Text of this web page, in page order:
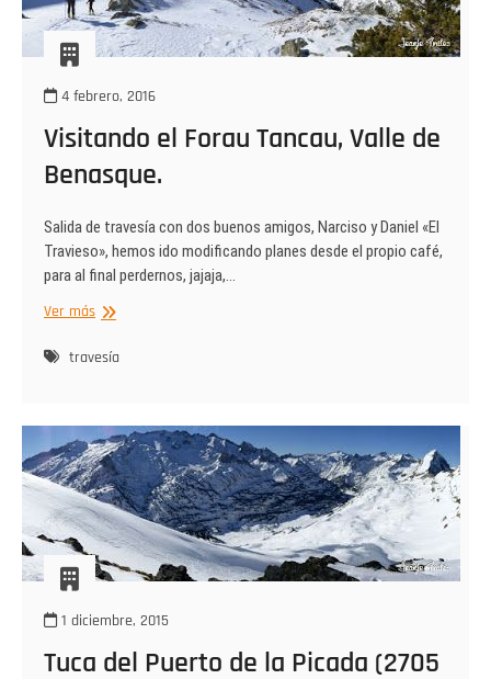
4 febrero, 2016
Visitando el Forau Tancau, Valle de
Benasque.
Salida de travesía con dos buenos amigos, Narciso y Daniel «El
Travieso», hemos ido modificando planes desde el propio café,
para al final perdernos, jajaja,…
Ver másVisitando
Forau
de
Benasque.
travesía
1 diciembre, 2015
Tuca del Puerto de la Picada (2705